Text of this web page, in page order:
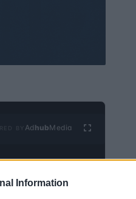
Information
Ad hubMedia